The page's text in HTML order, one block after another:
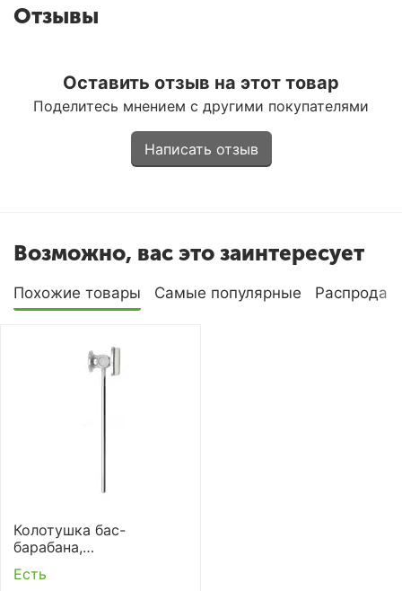
Отзывы
Оставить отзыв на этот товар
Поделитесь мнением с другими покупателями
Написать отзыв
Возможно, вас это заинтересует
Похожие товары Самые популярные
Колотушка бас-
барабана,
двусторонняя, Dixon
PPB-P1-HP
Есть